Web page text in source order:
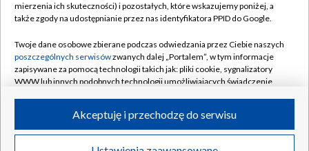
Naziemna Telewizja Cyfrowa
Rada Programowa
System NOS
Informacje o nadawcy
Program dla prasy
Pomoc
Kontakt
Kanały
©2026 Telewizja Polska S.A. w likwidacji
mierzenia ich skuteczności) i pozostałych, które wskazujemy poniżej, a
także zgody na udostępnianie przez nas identyfikatora PPID do Google.
Twoje dane osobowe zbierane podczas odwiedzania przez Ciebie naszych
poszczególnych serwisówzwanych dalej „Portalem”, w tym informacje
zapisywane za pomocą technologii takich jak: pliki cookie, sygnalizatory
WWW lub innych podobnych technologii umożliwiających świadczenie
ruchu w Internecie.
Twoje dane osobowe zbierane podczas odwiedzania przez Ciebie
Akceptuję i przechodzę do serwisu